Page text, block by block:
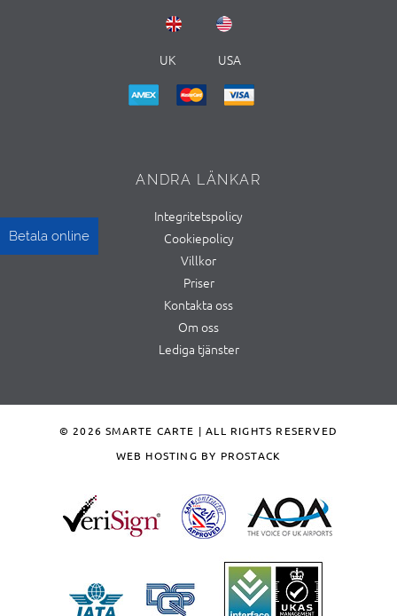
Betala online
UK USA
ANDRA LÄNKAR
Integritetspolicy
Cookiepolicy
Villkor
Priser
Kontakta oss
Om oss
Lediga tjänster
© 2026 SMARTE CARTE | ALL RIGHTS RESERVED
WEB HOSTING BY PROSTACK